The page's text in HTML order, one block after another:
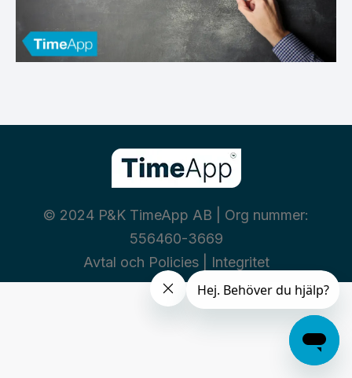
© 2024 P&K TimeApp AB | Org nummer:
556460-3669
Avtal och Policies| Integritet